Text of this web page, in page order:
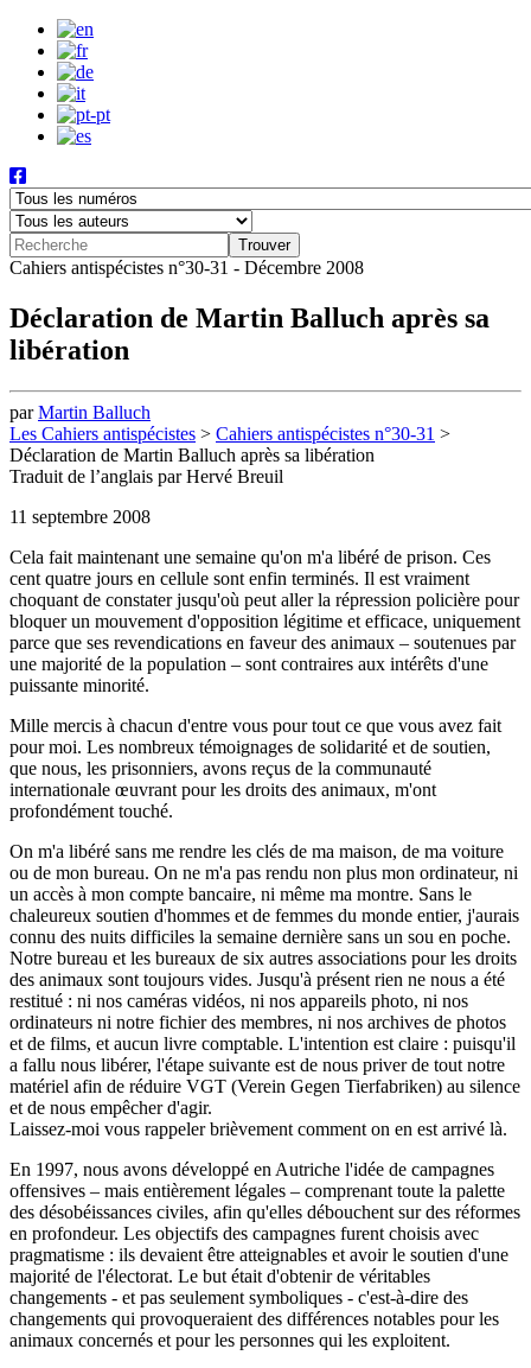
Cahiers antispécistes n°30-31 - Décembre 2008
Déclaration de Martin Balluch après sa
libération
parMartin Balluch
Les Cahiers antispécistes > Cahiers antispécistes n°30-31 >
Déclaration de Martin Balluch après sa libération
Traduit de l’anglais par Hervé Breuil
11 septembre 2008
Cela fait maintenant une semaine qu'on m'a libéré de prison. Ces
cent quatre jours en cellule sont enfin terminés. Il est vraiment
choquant de constater jusqu'où peut aller la répression policière pour
bloquer un mouvement d'opposition légitime et efficace, uniquement
parce que ses revendications en faveur des animaux – soutenues par
une majorité de la population – sont contraires aux intérêts d'une
puissante minorité.
Mille mercis à chacun d'entre vous pour tout ce que vous avez fait
pour moi. Les nombreux témoignages de solidarité et de soutien,
que nous, les prisonniers, avons reçus de la communauté
internationale œuvrant pour les droits des animaux, m'ont
profondément touché.
On m'a libéré sans me rendre les clés de ma maison, de ma voiture
ou de mon bureau. On ne m'a pas rendu non plus mon ordinateur, ni
un accès à mon compte bancaire, ni même ma montre. Sans le
chaleureux soutien d'hommes et de femmes du monde entier, j'aurais
connu des nuits difficiles la semaine dernière sans un sou en poche.
Notre bureau et les bureaux de six autres associations pour les droits
des animaux sont toujours vides. Jusqu'à présent rien ne nous a été
restitué : ni nos caméras vidéos, ni nos appareils photo, ni nos
ordinateurs ni notre fichier des membres, ni nos archives de photos
et de films, et aucun livre comptable. L'intention est claire : puisqu'il
a fallu nous libérer, l'étape suivante est de nous priver de tout notre
matériel afin de réduire VGT (Verein Gegen Tierfabriken) au silence
et de nous empêcher d'agir.
Laissez-moi vous rappeler brièvement comment on en est arrivé là.
En 1997, nous avons développé en Autriche l'idée de campagnes
offensives – mais entièrement légales – comprenant toute la palette
des désobéissances civiles, afin qu'elles débouchent sur des réformes
en profondeur. Les objectifs des campagnes furent choisis avec
pragmatisme : ils devaient être atteignables et avoir le soutien d'une
majorité de l'électorat. Le but était d'obtenir de véritables
changements - et pas seulement symboliques - c'est-à-dire des
changements qui provoqueraient des différences notables pour les
animaux concernés et pour les personnes qui les exploitent.